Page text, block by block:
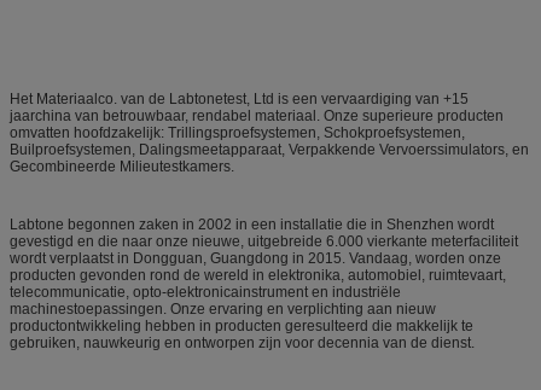
Het Materiaalco. van de Labtonetest, Ltd is een vervaardiging van +15
jaarchina van betrouwbaar, rendabel materiaal. Onze superieure producten
omvatten hoofdzakelijk: Trillingsproefsystemen, Schokproefsystemen,
Builproefsystemen, Dalingsmeetapparaat, Verpakkende Vervoerssimulators, en
Gecombineerde Milieutestkamers.
Labtone begonnen zaken in 2002 in een installatie die in Shenzhen wordt
gevestigd en die naar onze nieuwe, uitgebreide 6.000 vierkante meterfaciliteit
wordt verplaatst in Dongguan, Guangdong in 2015. Vandaag, worden onze
producten gevonden rond de wereld in elektronika, automobiel, ruimtevaart,
telecommunicatie, opto-elektronicainstrument en industriële
machinestoepassingen. Onze ervaring en verplichting aan nieuw
productontwikkeling hebben in producten geresulteerd die makkelijk te
gebruiken, nauwkeurig en ontworpen zijn voor decennia van de dienst.